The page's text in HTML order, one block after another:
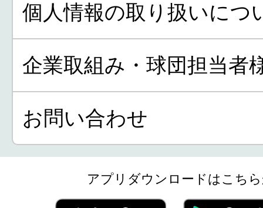
個人情報の取り扱いにつ
企業取組み・球団担当者
お問い合わせ
アプリダウンロードはこち